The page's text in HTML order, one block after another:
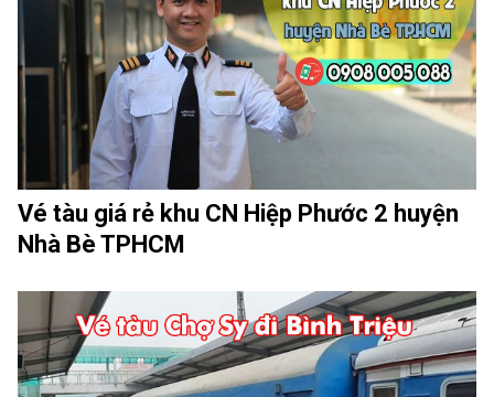
Vé tàu giá rẻ khu CN Hiệp Phước 2 huyện
Nhà Bè TPHCM